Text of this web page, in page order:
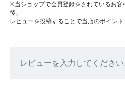
※当ショップで会員登録をされているお客
後、
レビューを投稿することで当店のポイント
レビューを入力してください